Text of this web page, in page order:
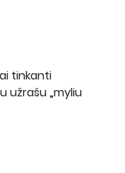
tinkanti
užrašu „myliu